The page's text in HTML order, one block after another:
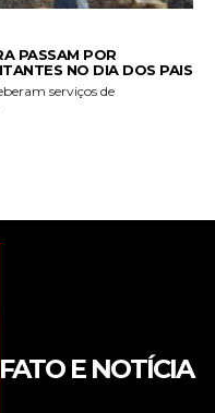
FATO E NOTÍCIA